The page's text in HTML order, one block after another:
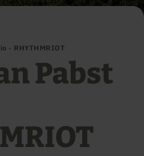
- RHYTHMRIOT
Pabst